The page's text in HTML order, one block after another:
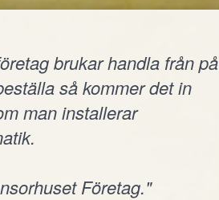
brukar handla från på
så kommer det in
man installerar
Företag."